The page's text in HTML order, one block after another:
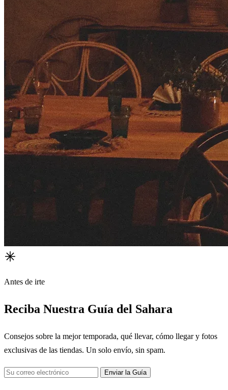
Antes de irte
Reciba Nuestra Guía del Sahara
Consejos sobre la mejor temporada, qué llevar, cómo llegar y fotos
exclusivas de las tiendas. Un solo envío, sin spam.
Enviar la Guía